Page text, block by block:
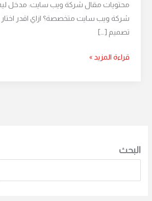
محتويات مقال شركة ويب سايت: مدخل ليه
شركة ويب سايت متخصصة؟ ازاي اقدر
تصميم […]
قراءة المزيد »
البحث